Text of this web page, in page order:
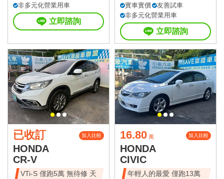
非多元化營業用車
立即諮詢
實車實價
友善試車
非多元化營業用車
立即諮詢
已收訂 加入比較
HONDA
CR-V
VTi-S 僅跑5萬 無待修 天
16.80 萬 加入比較
HONDA
CIVIC
年輕人的最愛 僅跑13萬